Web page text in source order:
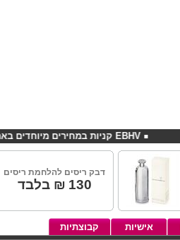
EBHV קניות במחירים מיוחדים באתר
דבק ריסים להלחמת ריסים
130 ₪ בלבד
אישיות קבוצתיות